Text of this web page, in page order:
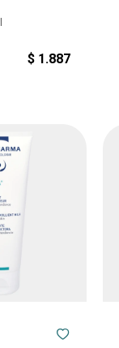
$ 1.887